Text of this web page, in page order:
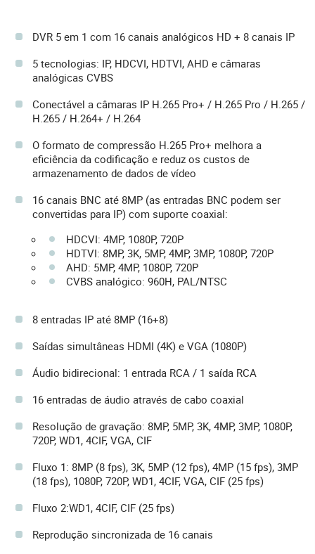
DVR 5 em 1 com 16 canais analógicos HD + 8 canais IP
5 tecnologias: IP, HDCVI, HDTVI, AHD e câmaras
analógicas CVBS
Conectável a câmaras IP H.265 Pro+ / H.265 Pro / H.265 /
H.265 / H.264+ / H.264
O formato de compressão H.265 Pro+ melhora a
eficiência da codificação e reduz os custos de
armazenamento de dados de vídeo
16 canais BNC até 8MP (as entradas BNC podem ser
convertidas para IP) com suporte coaxial:
HDCVI: 4MP, 1080P, 720P
HDTVI: 8MP, 3K, 5MP, 4MP, 3MP, 1080P, 720P
AHD: 5MP, 4MP, 1080P, 720P
CVBS analógico: 960H, PAL/NTSC
8 entradas IP até 8MP (16+8)
Saídas simultâneas HDMI (4K) e VGA (1080P)
Áudio bidirecional: 1 entrada RCA / 1 saída RCA
16 entradas de áudio através de cabo coaxial
Resolução de gravação: 8MP, 5MP, 3K, 4MP, 3MP, 1080P,
720P, WD1, 4CIF, VGA, CIF
Fluxo 1: 8MP (8 fps), 3K, 5MP (12 fps), 4MP (15 fps), 3MP
(18 fps), 1080P, 720P, WD1, 4CIF, VGA, CIF (25 fps)
Fluxo 2:WD1, 4CIF, CIF (25 fps)
Reprodução sincronizada de 16 canais